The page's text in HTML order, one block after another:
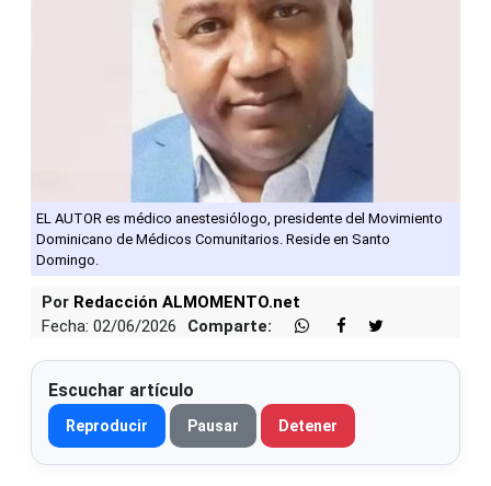
EL AUTOR es médico anestesiólogo, presidente del Movimiento
Dominicano de Médicos Comunitarios. Reside en Santo
Domingo.
Por Redacción ALMOMENTO.net
Fecha: 02/06/2026
Comparte:
Escuchar artículo
Reproducir Pausar Detener